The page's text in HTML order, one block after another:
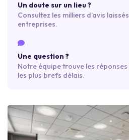
Un doute sur un lieu ?
Consultez les milliers d’avis
entreprises.
Une question ?
Notre équipe trouve les
les plus brefs délais.